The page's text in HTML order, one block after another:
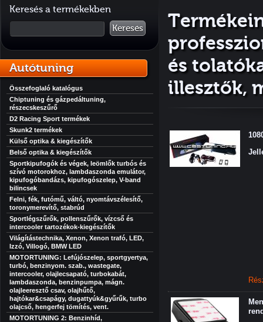
Keresés a termékekben
Keresés
Autótuning
Összefoglaló katalógus
Chiptuning és gázpedáltuning,
részecskeszűrő
D2 Racing Sport termékek
Skunk2 termékek
Külső optika & kiegészítők
Belső optika & kiegészítők
Sportkipufogók és végek, leömlők turbós és
szívó motorokhoz, lambdaszonda emulátor,
kipufogóbandázs, kipufogószelep, V-band
bilincsek
Felni, fék, futómű, váltó, nyomtávszélesítő,
toronymerevítő, stabrúd
Sportlégszűrők, pollenszűrők, vízcső és
intercooler tartozékok-kiegészítők
Világítástechnika, Xenon, Xenon trafó, LED,
Izzó, Villogó, BMW LED
MOTORTUNING: Lefújószelep, sportgyertya,
turbó, benzinyom. szab., wastegate,
intercooler, olajlecsapató, turbokabát,
lambdaszonda, benzinpumpa, mágn.
olajleeresztő csav, olajhűtő,
hajtókar&csapágy, dugattyúk&gyűrűk, turbo
olajcső, hengerfej tömítés, vent.
MOTORTUNING 2: Benzinhíd,
és
illesztők,